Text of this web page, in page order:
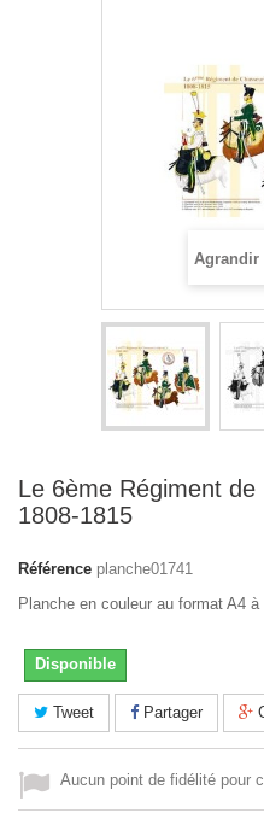
Agrandir
Le 6ème Régiment
1808-1815
Référence planche01741
Planche en couleur au format A4
Disponible
Tweet Partager
Aucun point de fidélité pour